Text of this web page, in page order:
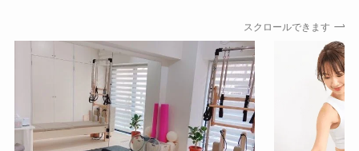
スクロールできます